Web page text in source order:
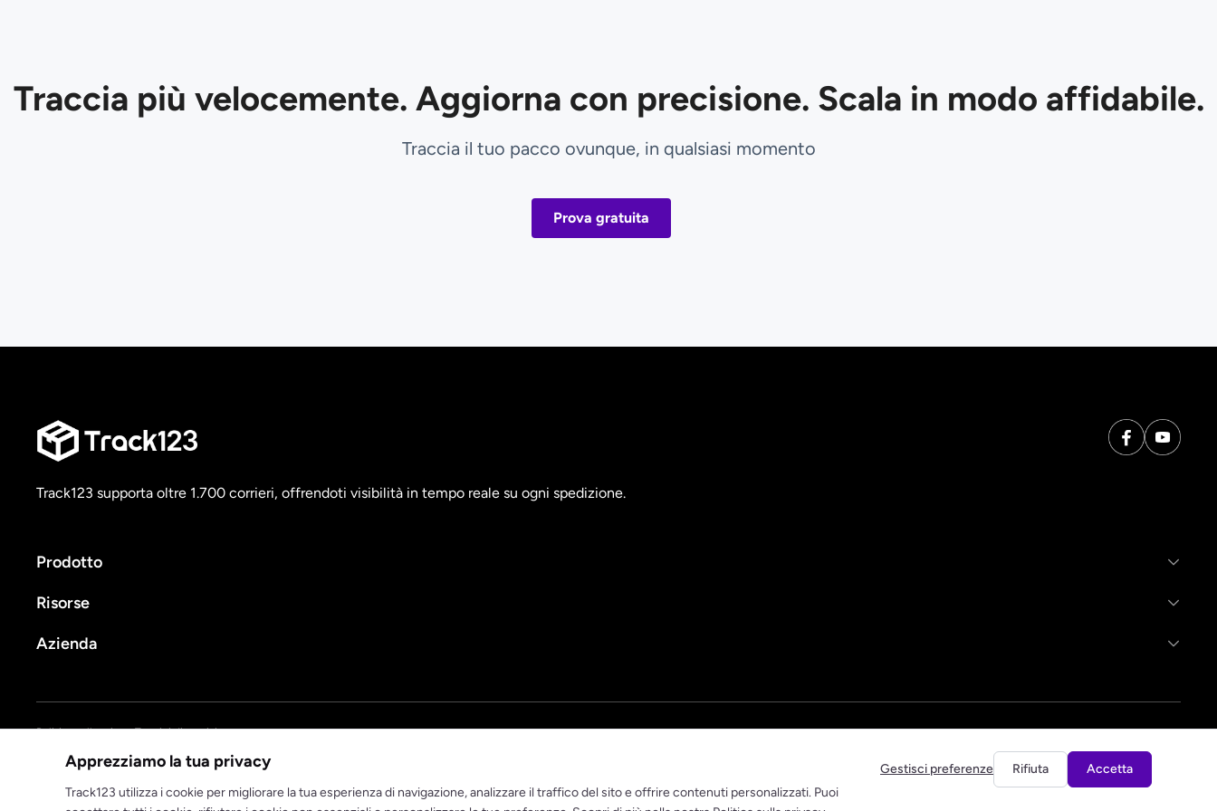
Traccia più velocemente. Aggiorna con precisione. Scala in modo affidabile.
Traccia il tuo pacco ovunque, in qualsiasi momento
Prova gratuita
Track123 supporta oltre 1.700 corrieri, offrendoti visibilità in tempo reale su ogni spedizione.
Prodotto
Risorse
Azienda
Politica sulla privacyTermini di servizio
© 2025 track123. Tutti i diritti riservati
Apprezziamo la tua privacy
Track123 utilizza i cookie per migliorare la tua esperienza di navigazione, analizzare il traffico del sito e offrire contenuti personalizzati. Puoi
Gestisci preferenze Rifiuta Accetta